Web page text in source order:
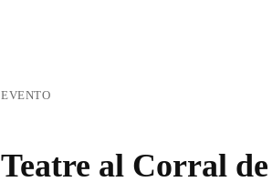
EVENTO
Teatre al Corral